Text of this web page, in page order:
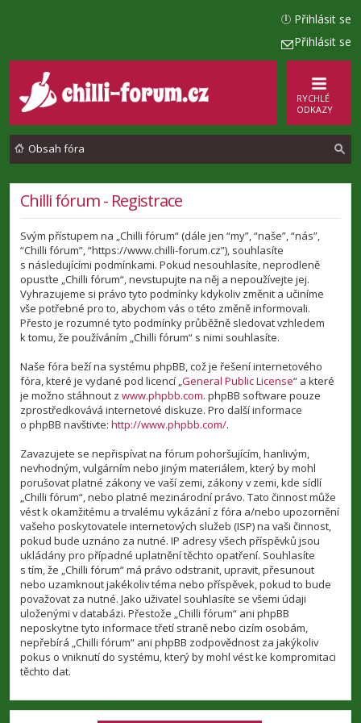
Přihlásit se
Přihlásit se
RYCHLÉ
ODKAZY
Obsah fóra
Chilli fórum - Registrace
Svým přístupem na „Chilli fórum“ (dále jen “my”, “naše”, “nás”,
“Chilli fórum”, “https://www.chilli-forum.cz”), souhlasíte
s následujícími podmínkami. Pokud nesouhlasíte, neprodleně
opusťte „Chilli fórum“, nevstupujte na něj a nepoužívejte jej.
Vyhrazujeme si právo tyto podmínky kdykoliv změnit a učiníme
vše potřebné pro to, abychom vás o této změně informovali.
Přesto je rozumné tyto podmínky průběžně sledovat vzhledem
k tomu, že používáním „Chilli fórum“ s nimi souhlasíte.
Naše fóra beží na systému phpBB, což je řešení internetového
fóra, které je vydané pod licencí „General Public License“ a které
je možno stáhnout z www.phpbb.com. phpBB software pouze
zprostředkovává internetové diskuze. Pro další informace
o phpBB navštivte: http://www.phpbb.com/.
Zavazujete se nepřispívat na fórum pohoršujícím, hanlivým,
nevhodným, vulgárním nebo jiným materiálem, který by mohl
porušovat platné zákony ve vaší zemi, zákony v zemi, kde sídlí
„Chilli fórum“, nebo platné mezinárodní právo. Tato činnost může
vést k okamžitému a trvalému vykázání z fóra a/nebo upozornění
vašeho poskytovatele internetových služeb (ISP) na vaši činnost,
pokud bude uznáno za nutné. IP adresy všech příspěvků jsou
ukládány pro případné uplatnění těchto opatření. Souhlasíte
s tím, že „Chilli fórum“ má právo odstranit, upravit, přesunout
nebo uzamknout jakékoliv téma nebo příspěvek, pokud to bude
považovat za nutné. Jako uživatel souhlasíte se všemi údaji
uloženými v databázi. Přestože „Chilli fórum“ ani phpBB
neposkytne tyto informace třetí straně nebo cizím osobám,
nepřebírá „Chilli fórum“ ani phpBB zodpovědnost za jakýkoliv
pokus o vniknutí do systému, který by mohl vést ke kompromitaci
těchto dat.